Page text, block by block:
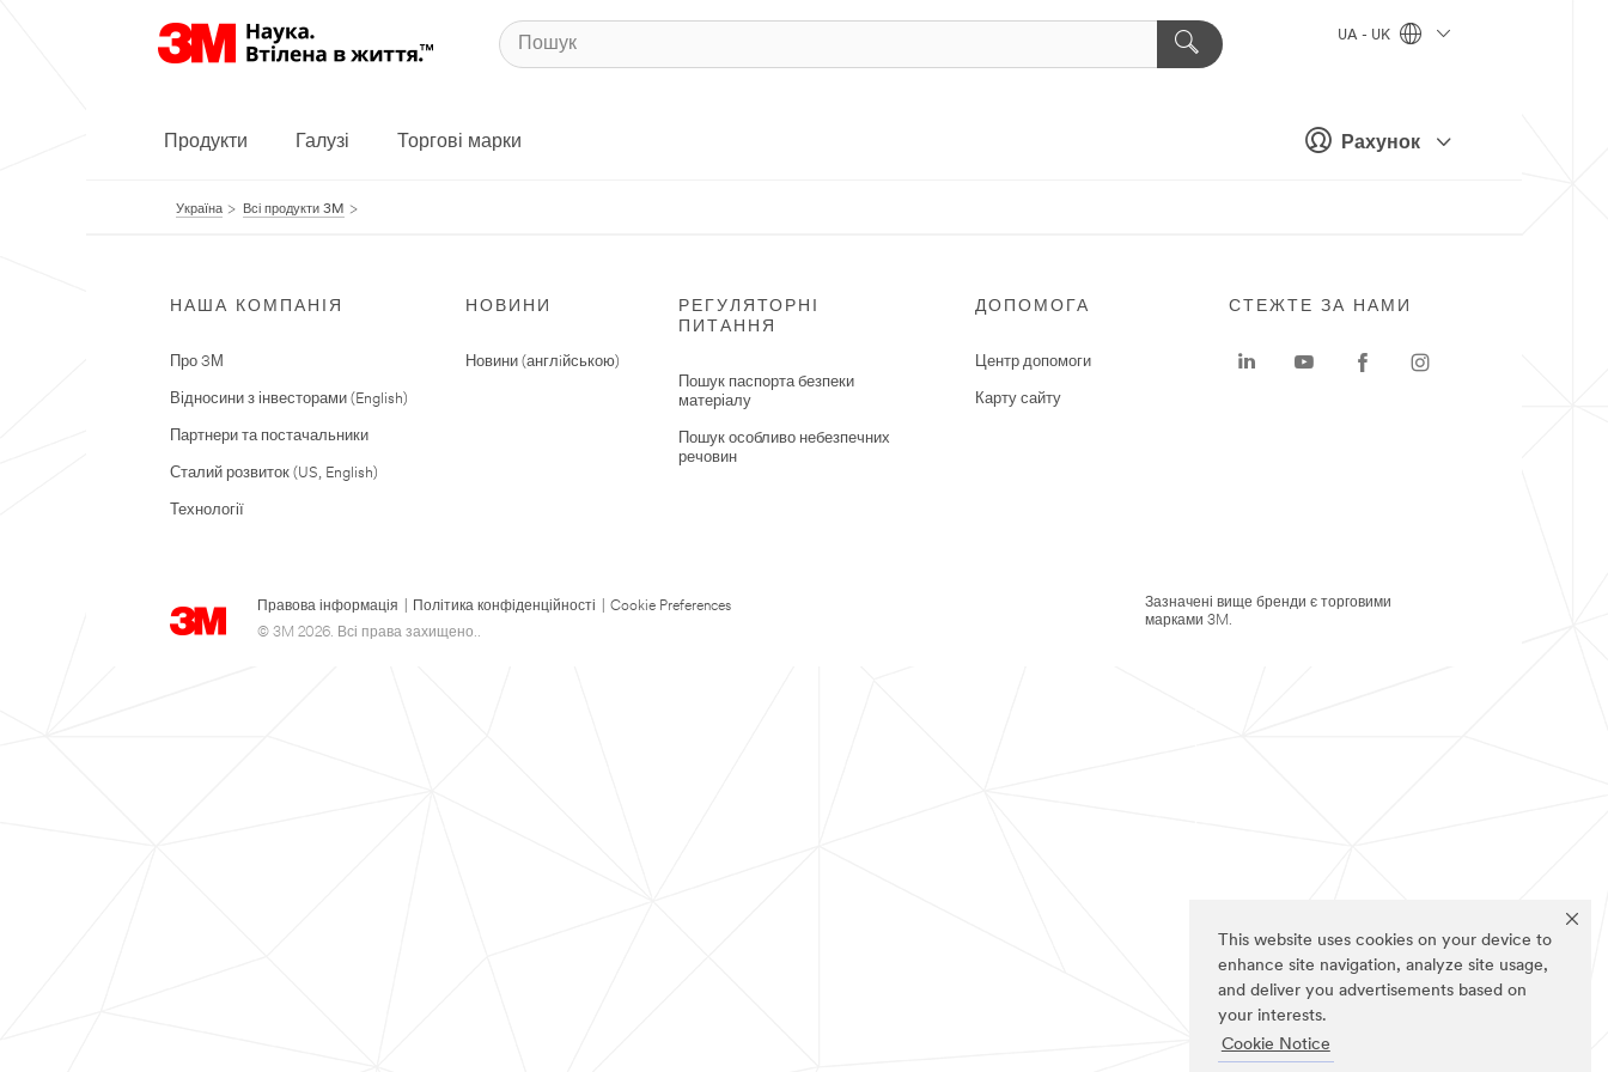
This website uses cookies on your device to
enhance site navigation, analyze site usage,
and deliver you advertisements based on
your interests.
Cookie Notice
Рахунок
UA - UK
Продукти Галузі Торгові марки
Україна Всі продукти 3M
НАША КОМПАНІЯ
Про 3М
Відносини з інвесторами (English)
Партнери та постачальники
Сталий розвиток (US, English)
Технології
НОВИНИ
Новини (англiйською)
РЕГУЛЯТОРНІ
ПИТАННЯ
Пошук паспорта безпеки
матеріалу
Пошук особливо небезпечних
речовин
ДОПОМОГА
Центр допомоги
Карту сайту
Правова інформація Політика конфіденційності
Cookie Preferences
© 3M 2026. Всі права захищено..
СТЕЖТЕ ЗА НАМИ
Зазначені вище бренди є торговими
марками 3M.